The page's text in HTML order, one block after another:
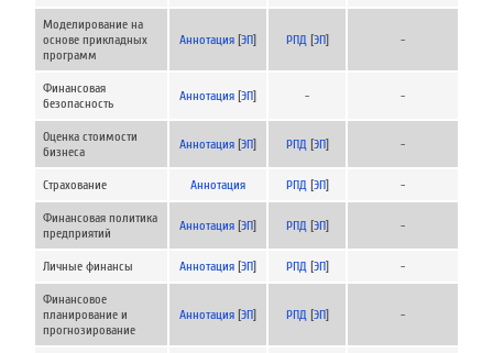
Моделирование на
основе прикладных
программ
Аннотация [ЭП] РПД [ЭП] -
Финансовая
безопасность
Аннотация [ЭП] - -
Оценка стоимости
бизнеса
Аннотация [ЭП] РПД [ЭП] -
Страхование Аннотация РПД [ЭП] -
Финансовая политика
предприятий
Аннотация [ЭП] РПД [ЭП] -
Личные финансы Аннотация [ЭП] РПД [ЭП] -
Финансовое
планирование и
прогнозирование
Аннотация [ЭП] РПД [ЭП] -